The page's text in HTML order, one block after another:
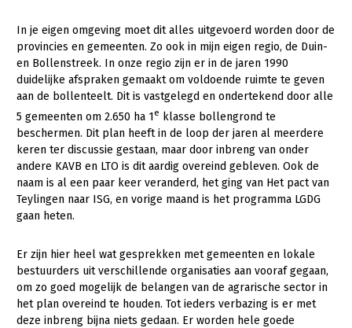
Konijnenhouderij
Melkveehouderij
Paardenhouderij
Pluimveehouderij
Schapenhouderij
Varkenshouderij
Vleesveehouderij
Bollenteelt
Bomen, vaste planten en zomerbloemen
Fruitteelt
Glastuinbouw
Paddenstoelen
Vollegrondsgroente
Vrouw en Bedrijf
Nieuws
Nieuwsabonnement
Webinars
Over LTO
LTO Nederland
Mensen
Medewerkers
Vakgroepbestuurders
Vacatures
Pers
Contact
In je eigen omgeving moet dit alles uitgevoerd worden door de
provincies en gemeenten. Zo ook in mijn eigen regio, de Duin-
en Bollenstreek. In onze regio zijn er in de jaren 1990
duidelijke afspraken gemaakt om voldoende ruimte te geven
aan de bollenteelt. Dit is vastgelegd en ondertekend door alle
5 gemeenten om 2.650 ha 1e klasse bollengrond te
beschermen. Dit plan heeft in de loop der jaren al meerdere
keren ter discussie gestaan, maar door inbreng van onder
andere KAVB en LTO is dit aardig overeind gebleven. Ook de
naam is al een paar keer veranderd, het ging van Het pact van
Teylingen naar ISG, en vorige maand is het programma LGDG
gaan heten.
Er zijn hier heel wat gesprekken met gemeenten en lokale
bestuurders uit verschillende organisaties aan vooraf gegaan,
om zo goed mogelijk de belangen van de agrarische sector in
het plan overeind te houden. Tot ieders verbazing is er met
deze inbreng bijna niets gedaan. Er worden hele goede